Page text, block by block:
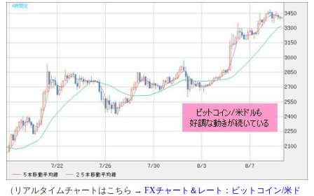
（リアルタイムチャートはこちら → FXチャート＆レート：ビットコイン/米ド